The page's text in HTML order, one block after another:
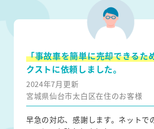
「事故車を簡単に売却できるた
クストに依頼しました。
2024年7月更新
宮城県仙台市太白区在住のお客様
早急の対応、感謝します。ネットで